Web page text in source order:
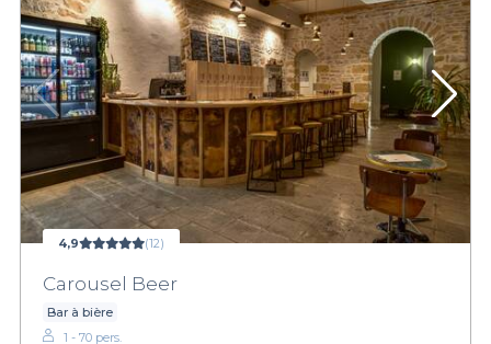
4,9 (12)
Carousel Beer
Bar à bière
1 - 70 pers.